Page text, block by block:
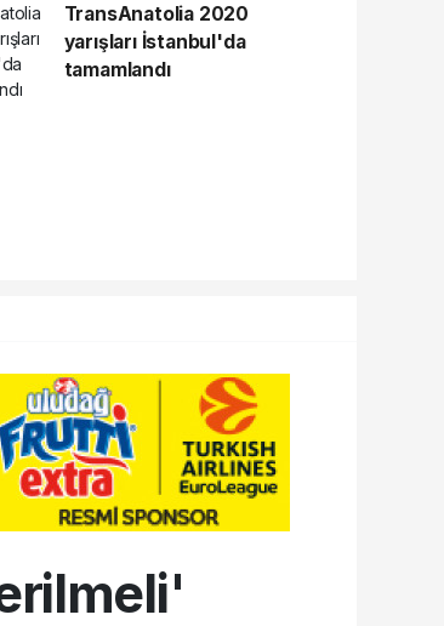
TransAnatolia 2020
yarışları İstanbul'da
tamamlandı